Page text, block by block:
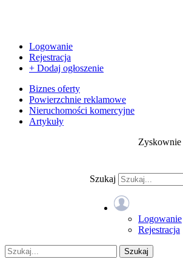
Logowanie
Rejestracja
+ Dodaj ogłoszenie
Biznes oferty
Powierzchnie reklamowe
Nieruchomości komercyjne
Artykuły
Zyskownie
Szukaj
Logowanie
Rejestracja
Szukaj